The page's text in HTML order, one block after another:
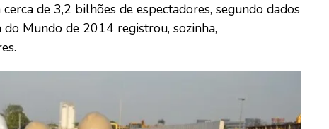
de 3,2 bilhões de espectadores, segundo dados
Mundo de 2014 registrou, sozinha,